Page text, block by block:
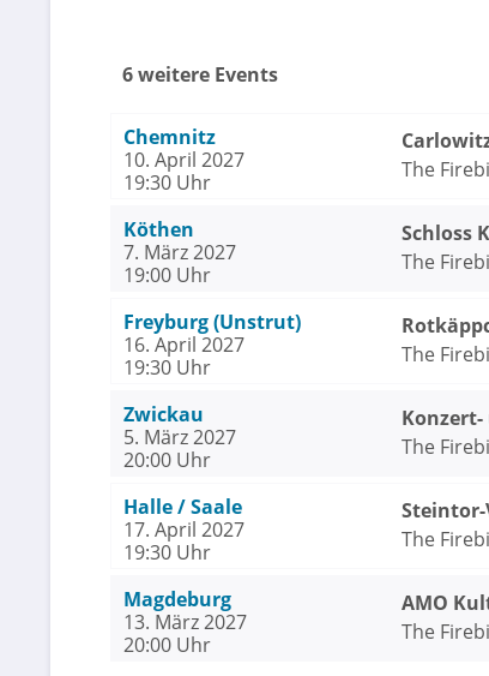
6 weitere Events
Chemnitz
10. April 2027
19:30 Uhr
The
Köthen
7. März 2027
19:00 Uhr
Schloss
The
Freyburg (Unstrut)
16. April 2027
19:30 Uhr
The
Zwickau
5. März 2027
20:00 Uhr
The
Halle / Saale
17. April 2027
19:30 Uhr
Steintor-
The
Magdeburg
13. März 2027
20:00 Uhr
AMO
The